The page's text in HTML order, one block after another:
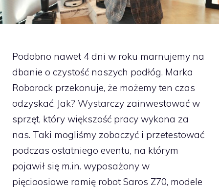
Podobno nawet 4 dni w roku marnujemy na
dbanie o czystość naszych podłóg. Marka
Roborock przekonuje, że możemy ten czas
odzyskać. Jak? Wystarczy zainwestować w
sprzęt, który większość pracy wykona za
nas. Taki mogliśmy zobaczyć i przetestować
podczas ostatniego eventu, na którym
pojawił się m.in. wyposażony w
pięcioosiowe ramię robot Saros Z70, modele